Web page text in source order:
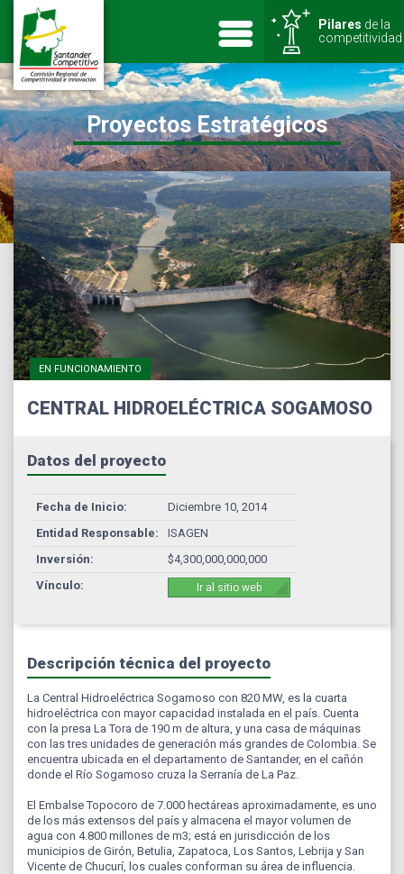
Pilares de la
competitividad
Proyectos Estratégicos
EN FUNCIONAMIENTO
CENTRAL HIDROELÉCTRICA SOGAMOSO
Datos del proyecto
Fecha de Inicio:
Diciembre 10, 2014
Entidad Responsable:
ISAGEN
Inversión:
$4,300,000,000,000
Vínculo:
Ir al sitio web
Descripción técnica del proyecto
La Central Hidroeléctrica Sogamoso con 820 MW, es la cuarta
hidroeléctrica con mayor capacidad instalada en el país. Cuenta
con la presa La Tora de 190 m de altura, y una casa de máquinas
con las tres unidades de generación más grandes de Colombia. Se
encuentra ubicada en el departamento de Santander, en el cañón
donde el Río Sogamoso cruza la Serranía de La Paz.
El Embalse Topocoro de 7.000 hectáreas aproximadamente, es uno
de los más extensos del país y almacena el mayor volumen de
agua con 4.800 millones de m3; está en jurisdicción de los
municipios de Girón, Betulia, Zapatoca, Los Santos, Lebrija y San
Vicente de Chucurí, los cuales conforman su área de influencia.